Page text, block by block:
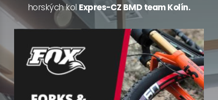
horských kol Expres-CZ BMD team Kolín.